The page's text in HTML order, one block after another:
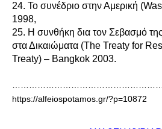
24. Το συνέδριο στην Αμερική
1998,
25. Η συνθήκη δια τον Σεβασμό
στα Δικαιώματα (The Treaty for
Treaty) – Bangkok 2003.
https://alfeiospotamos.gr/?p=10872